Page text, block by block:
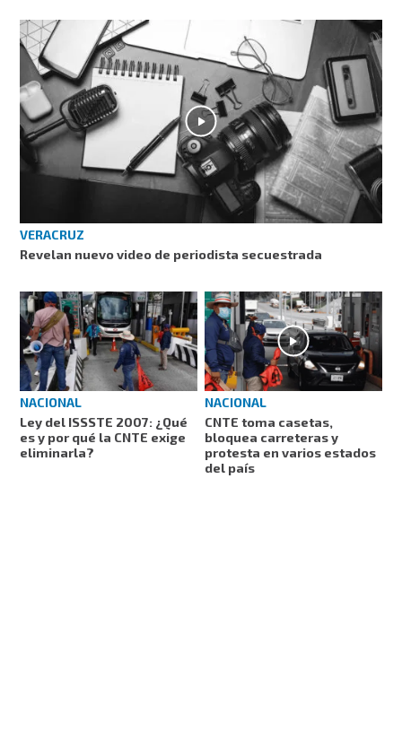
VERACRUZ
Revelan nuevo video de periodista secuestrada
NACIONAL
Ley del ISSSTE 2007: ¿Qué
es y por qué la CNTE exige
eliminarla?
NACIONAL
CNTE toma casetas,
bloquea carreteras y
protesta en varios estados
del país